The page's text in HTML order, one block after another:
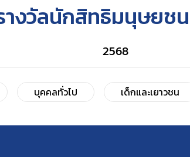
างวัลนักสิทธิมนุษยช
2568
บุคคลทั่วไป เด็กและเยาวชน